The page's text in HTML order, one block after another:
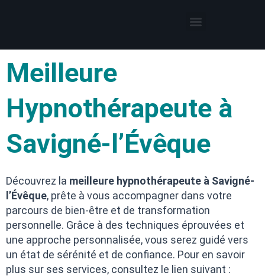
Meilleure
Hypnothérapeute à
Savigné-l’Évêque
Découvrez la meilleure hypnothérapeute à Savigné-
l’Évêque, prête à vous accompagner dans votre
parcours de bien-être et de transformation
personnelle. Grâce à des techniques éprouvées et
une approche personnalisée, vous serez guidé vers
un état de sérénité et de confiance. Pour en savoir
plus sur ses services, consultez le lien suivant :